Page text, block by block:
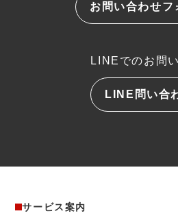
お問い合わせフ
LINEでのお問
LINE問い合
サービス案内